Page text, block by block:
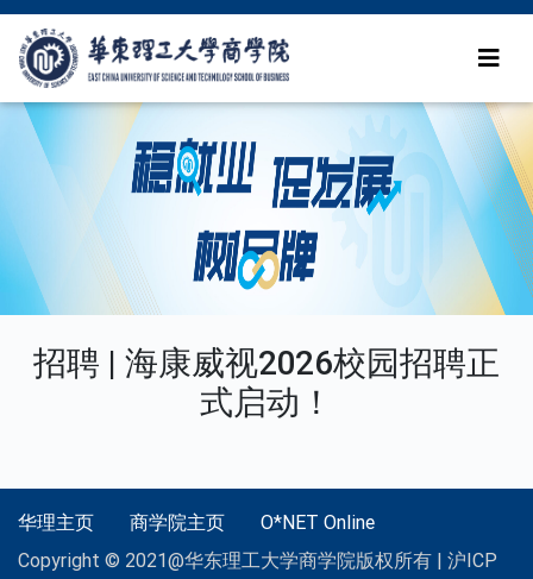
招聘 | 海康威视2026校园招聘正
式启动！
华理主页 商学院主页
O*NET Online
Copyright © 2021@华东理工大学商学院版权所有 | 沪ICP